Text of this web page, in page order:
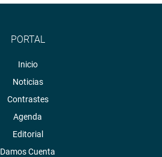
PORTAL
Inicio
Noticias
Contrastes
Agenda
Editorial
Damos Cuenta